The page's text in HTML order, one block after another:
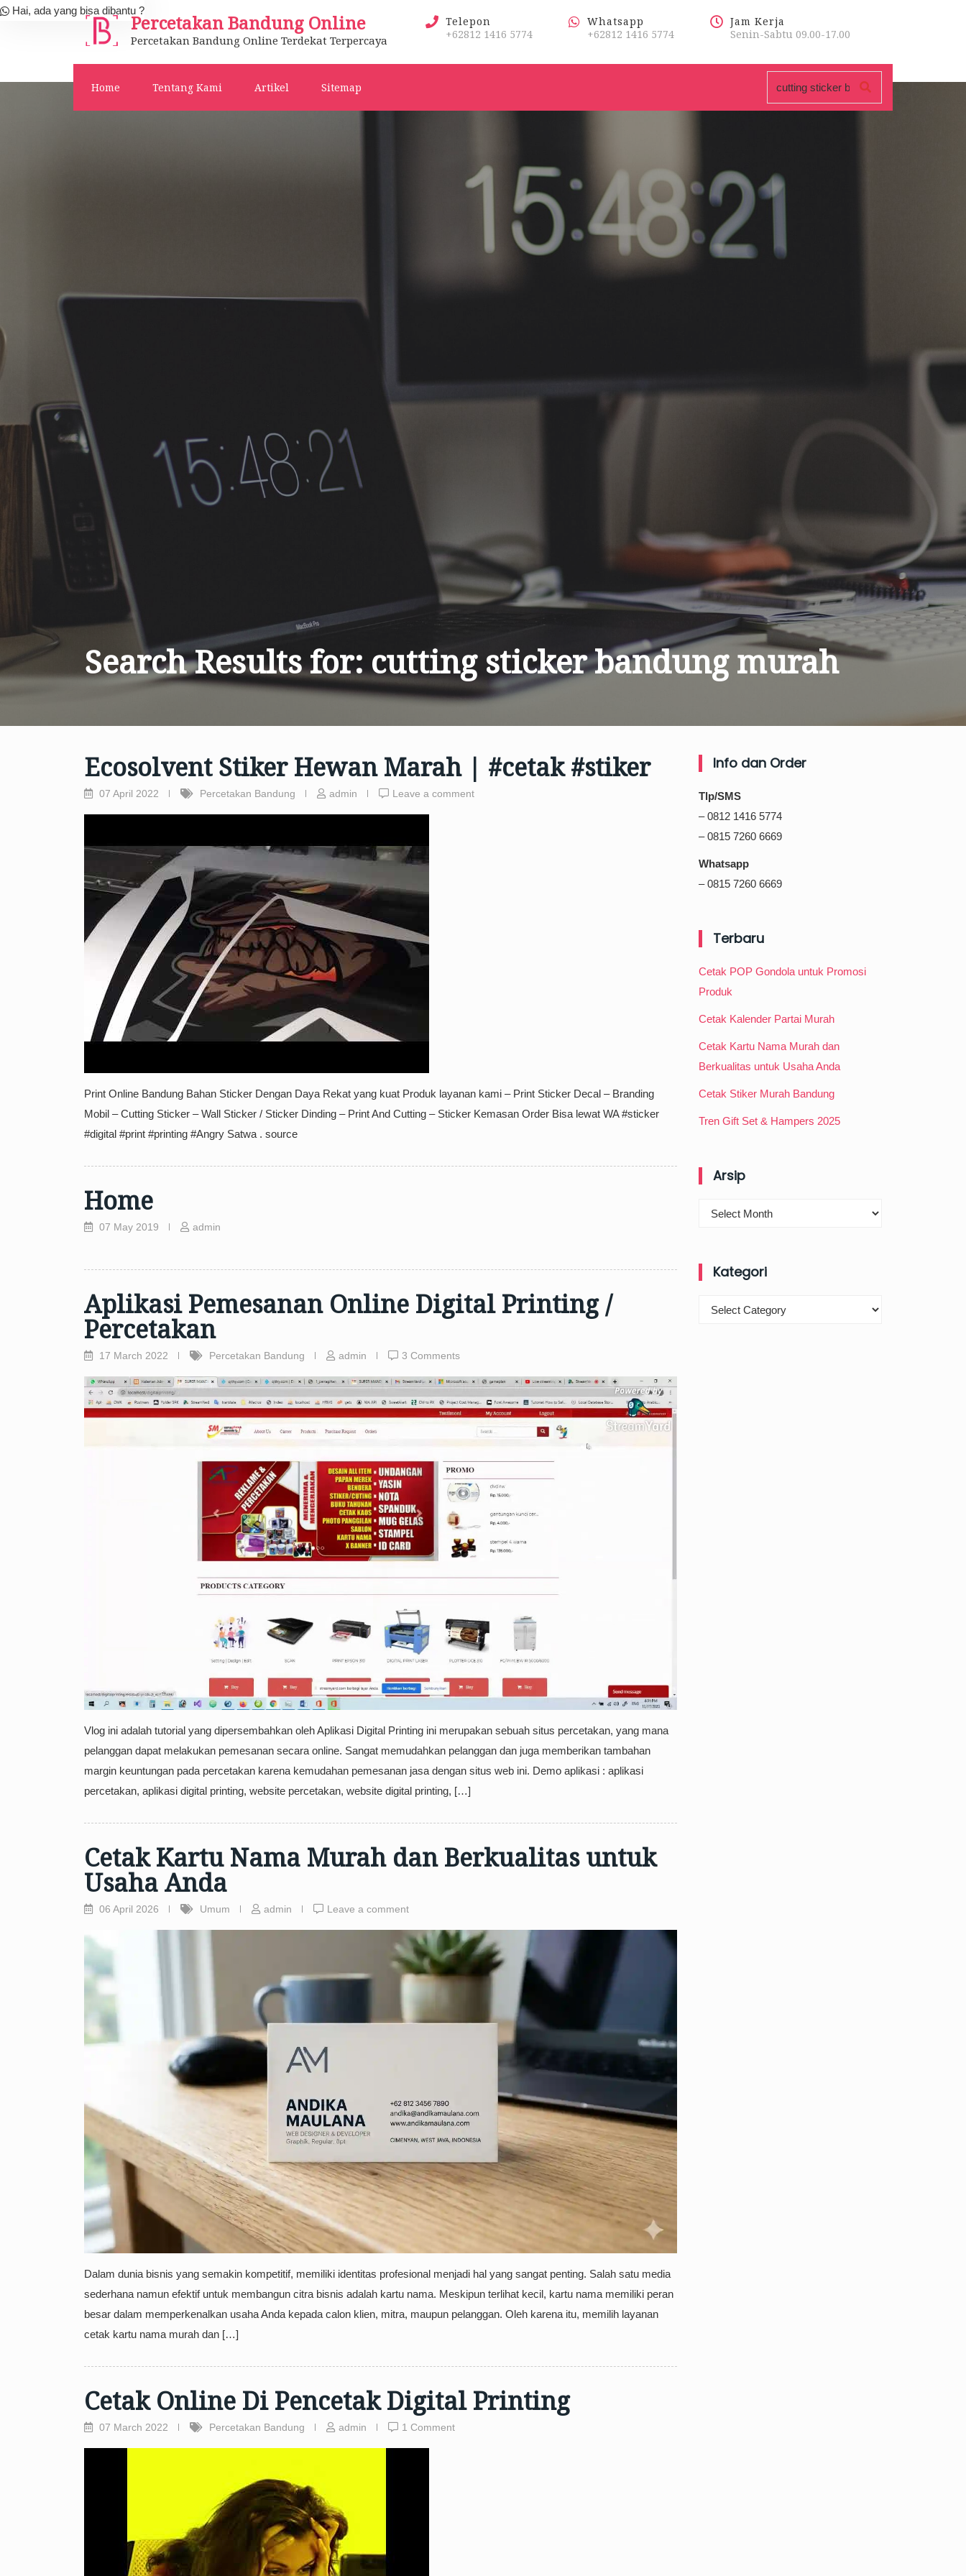
Skip
Percetakan Bandung Online
Percetakan Bandung Online Terdekat Terpercaya
Telepon
+62812 1416 5774
Whatsapp
+62812 1416 5774
Jam Kerja
Senin-Sabtu 09.00-17.00
Home Tentang Kami Artikel Sitemap
Search Results for:cutting sticker bandung murah
Ecosolvent Stiker Hewan Marah | #cetak #stiker
07 April 2022 Percetakan Bandung admin Leave a comment
Print Online Bandung Bahan Sticker Dengan Daya Rekat yang kuat Produk layanan kami – Print Sticker Decal – Branding
Mobil – Cutting Sticker – Wall Sticker / Sticker Dinding – Print And Cutting – Sticker Kemasan Order Bisa lewat WA #sticker
#digital #print #printing #Angry Satwa . source
Home
07 May 2019 admin
Aplikasi Pemesanan Online Digital Printing /
Percetakan
17 March 2022 Percetakan Bandung admin 3 Comments
Vlog ini adalah tutorial yang dipersembahkan oleh Aplikasi Digital Printing ini merupakan sebuah situs percetakan, yang mana
pelanggan dapat melakukan pemesanan secara online. Sangat memudahkan pelanggan dan juga memberikan tambahan
margin keuntungan pada percetakan karena kemudahan pemesanan jasa dengan situs web ini. Demo aplikasi : aplikasi
percetakan, aplikasi digital printing, website percetakan, website digital printing, […]
Cetak Kartu Nama Murah dan Berkualitas untuk
Usaha Anda
06 April 2026 Umum admin Leave a comment
Dalam dunia bisnis yang semakin kompetitif, memiliki identitas profesional menjadi hal yang sangat penting. Salah satu media
sederhana namun efektif untuk membangun citra bisnis adalah kartu nama. Meskipun terlihat kecil, kartu nama memiliki peran
besar dalam memperkenalkan usaha Anda kepada calon klien, mitra, maupun pelanggan. Oleh karena itu, memilih layanan
cetak kartu nama murah dan […]
Cetak Online Di Pencetak Digital Printing
07 March 2022 Percetakan Bandung admin 1 Comment
Info dan Order
Tlp/SMS
– 0812 1416 5774
– 0815 7260 6669
Whatsapp
– 0815 7260 6669
Terbaru
Cetak POP Gondola untuk Promosi
Produk
Cetak Kalender Partai Murah
Cetak Kartu Nama Murah dan
Berkualitas untuk Usaha Anda
Cetak Stiker Murah Bandung
Tren Gift Set & Hampers 2025
Arsip
Arsip
Kategori
Kategori
Hai, ada yang bisa dibantu ?